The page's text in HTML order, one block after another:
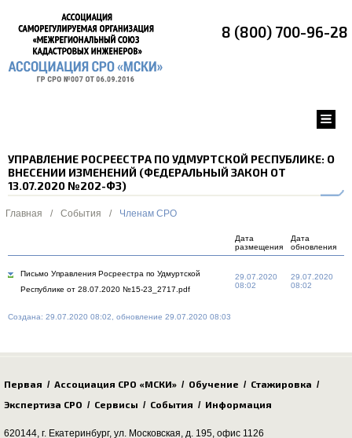
8 (800) 700-96-28
УПРАВЛЕНИЕ РОСРЕЕСТРА ПО УДМУРТСКОЙ РЕСПУБЛИКЕ: О
ВНЕСЕНИИ ИЗМЕНЕНИЙ (ФЕДЕРАЛЬНЫЙ ЗАКОН ОТ
13.07.2020 №202-ФЗ)
Главная / События / Членам СРО
Дата
размещения
Дата
обновления
Письмо Управления Росреестра по Удмуртской
Республике от 28.07.2020 №15-23_2717.pdf
29.07.2020
08:02
29.07.2020
08:02
Создана: 29.07.2020 08:02, обновление 29.07.2020 08:03
Первая / Ассоциация СРО «МСКИ» / Обучение / Стажировка /
Экспертиза СРО / Сервисы / События / Информация
620144, г. Екатеринбург, ул. Московская, д. 195, офис 1126